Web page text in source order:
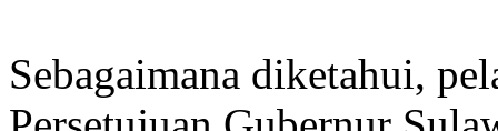
Sebagaimana diketahui,